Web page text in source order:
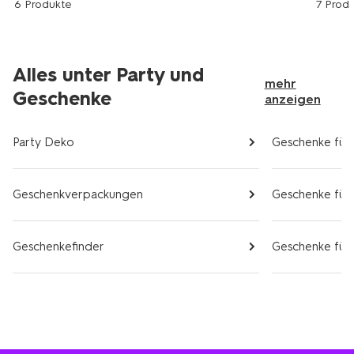
6 Produkte 7
Alles unter Party und
Geschenke
mehr
anzeigen
Party Deko
Geschenkverpackungen
Geschenkefinder
Geschenke für
Geschenke für
Geschenke für